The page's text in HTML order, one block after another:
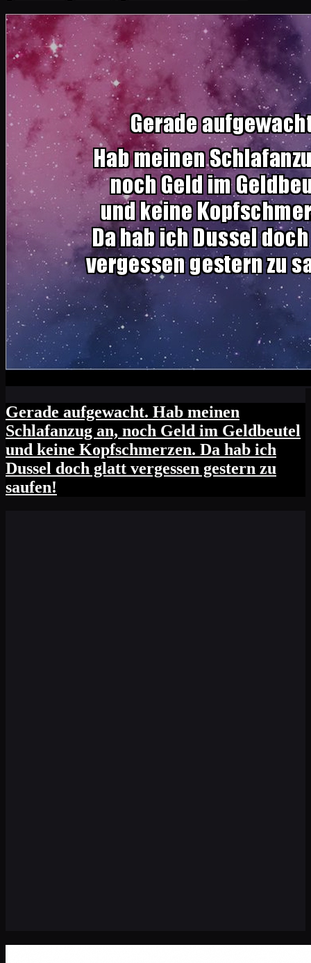
Gerade aufgewacht. Hab meinen
Schlafanzug an, noch Geld im Geldbeutel
und keine Kopfschmerzen. Da hab ich
Dussel doch glatt vergessen gestern zu
saufen!